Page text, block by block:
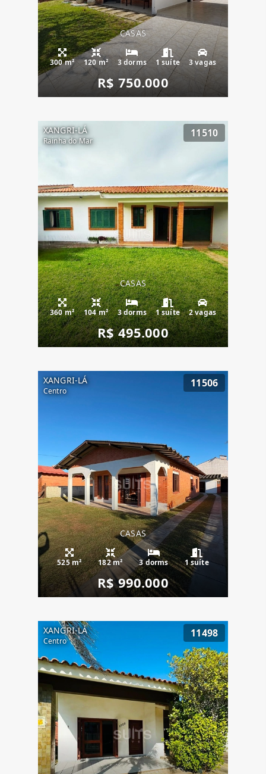
CASAS
300 m² 120 m² 3 dorms 1 suíte 3 vagas
R$ 750.000
XANGRI-LÁ
Rainha do Mar
11510
CASAS
360 m² 104 m² 3 dorms 1 suíte 2 vagas
R$ 495.000
XANGRI-LÁ
Centro
11506
CASAS
525 m² 182 m² 3 dorms 1 suíte
R$ 990.000
XANGRI-LÁ
Centro
11498